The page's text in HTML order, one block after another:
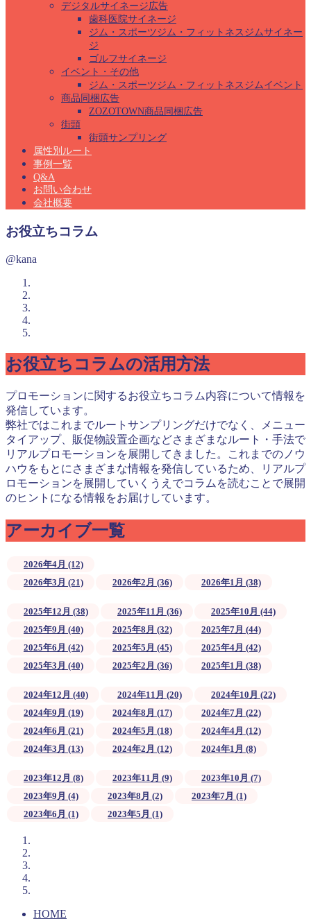
デジタルサイネージ広告
歯科医院サイネージ
ジム・スポーツジム・フィットネスジムサイネー
ジ
ゴルフサイネージ
イベント・その他
ジム・スポーツジム・フィットネスジムイベント
商品同梱広告
ZOZOTOWN商品同梱広告
街頭
街頭サンプリング
属性別ルート
事例一覧
Q&A
お問い合わせ
会社概要
お役立ちコラム
@kana
お役立ちコラムの活用方法
プロモーションに関するお役立ちコラム内容について情報を
発信しています。
弊社ではこれまでルートサンプリングだけでなく、メニュー
タイアップ、販促物設置企画などさまざまなルート・手法で
リアルプロモーションを展開してきました。これまでのノウ
ハウをもとにさまざまな情報を発信しているため、リアルプ
ロモーションを展開していくうえでコラムを読むことで展開
のヒントになる情報をお届けしています。
アーカイブ一覧
2026年4月 (12)
2026年3月 (21)
2026年2月 (36) 2026年1月 (38)
2025年12月 (38) 2025年11月 (36)
2025年10月 (44)
2025年9月 (40)
2025年8月 (32)
2025年7月 (44)
2025年6月 (42)
2025年5月 (45)
2025年4月 (42)
2025年3月 (40)
2025年2月 (36) 2025年1月 (38)
2024年12月 (40) 2024年11月 (20)
2024年10月 (22)
2024年9月 (19)
2024年8月 (17)
2024年7月 (22)
2024年6月 (21)
2024年5月 (18)
2024年4月 (12)
2024年3月 (13)
2024年2月 (12) 2024年1月 (8)
2023年12月 (8) 2023年11月 (9)
2023年10月 (7)
2023年9月 (4)
2023年8月 (2)
2023年7月 (1)
2023年6月 (1)
2023年5月 (1)
HOME